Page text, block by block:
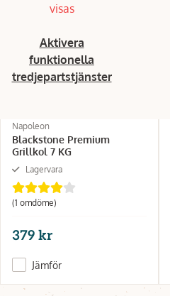
visas
Aktivera
funktionella
tredjepartstjänster
Napoleon
Blackstone Premium
Grillkol 7 KG
Lagervara
(1 omdöme)
379 kr
Jämför